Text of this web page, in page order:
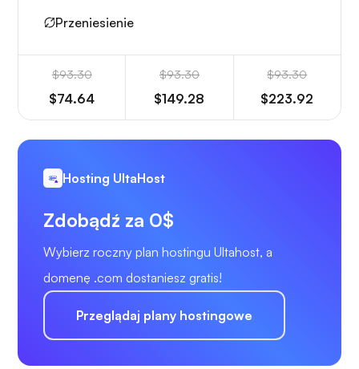
Przeniesienie
$93.30
$74.64
$93.30
$149.28
$93.30
$223.92
Hosting UltaHost
Zdobądź za 0$
Wybierz roczny plan hostingu Ultahost, a
domenę .com dostaniesz gratis!
Przeglądaj plany hostingowe